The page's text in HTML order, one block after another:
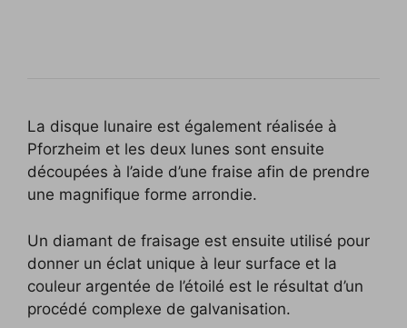
La disque lunaire est également réalisée à
Pforzheim et les deux lunes sont ensuite
découpées à l’aide d’une fraise afin de prendre
une magnifique forme arrondie.
Un diamant de fraisage est ensuite utilisé pour
donner un éclat unique à leur surface et la
couleur argentée de l’étoilé est le résultat d’un
procédé complexe de galvanisation.